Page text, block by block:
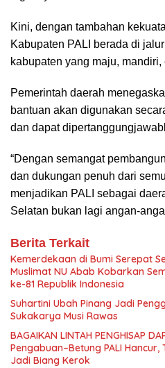
Kini, dengan tambahan
Kabupaten PALI berada di
kabupaten yang maju, mandiri,
Pemerintah daerah
bantuan akan digunakan
dan dapat
“Dengan semangat
dan dukungan penuh dari
menjadikan PALI sebagai
Selatan bukan lagi angan-
Berita Terkait
Kemerdekaan di Bumi Serepat
Muslimat NU Abab Kobarkan
ke-81 Republik Indonesia
Suhartini Ubah Pinang Jadi
Sukakarya Musi Rawas
BAGAIKAN LINTAH PENGHISAP
Pengabuan–Betung PALI
Jadi Biang Kerok